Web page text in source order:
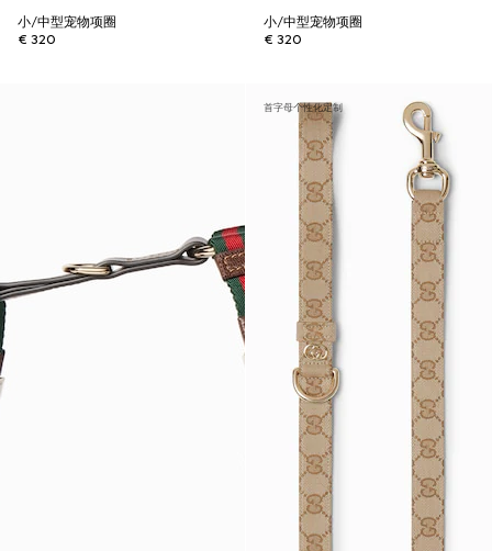
小/中型宠物项圈
€ 320
小/中型宠物项圈
€ 320
首字母个性化定制